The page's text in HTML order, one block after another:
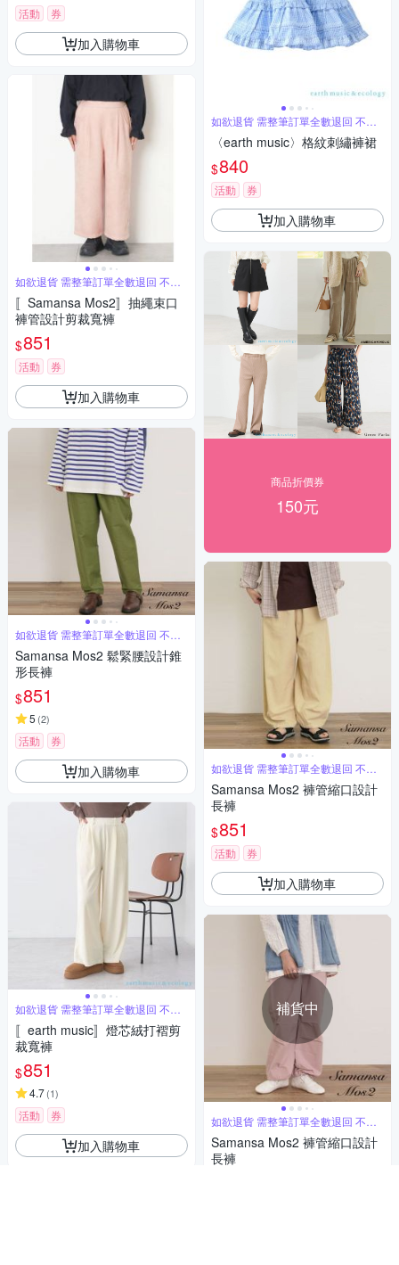
活動 券
加入購物車
如欲退貨 需整筆訂單全數退回 不能
單退
〚Samansa Mos2〛抽繩束口
褲管設計剪裁寬褲
$851
活動 券
加入購物車
如欲退貨 需整筆訂單全數退回 不能
單退
Samansa Mos2 鬆緊腰設計錐
形長褲
$851
5 (2)
活動 券
加入購物車
如欲退貨 需整筆訂單全數退回 不能
單退
〚earth music〛燈芯絨打褶剪
裁寬褲
$851
4.7(1)
活動 券
加入購物車
如欲退貨 需整筆訂單全數退回 不能
單退
〈earth music〉格紋刺繡褲裙
$840
活動 券
加入購物車
商品折價券
150元
如欲退貨 需整筆訂單全數退回 不能
單退
Samansa Mos2 褲管縮口設計
長褲
$851
活動 券
加入購物車
補貨中
如欲退貨 需整筆訂單全數退回 不能
單退
Samansa Mos2 褲管縮口設計
長褲